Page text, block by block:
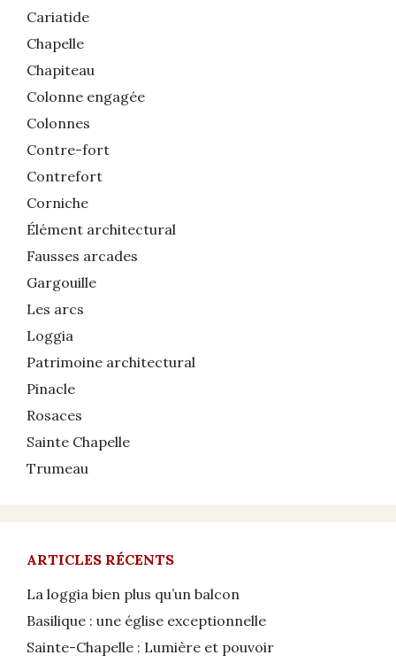
Cariatide
Chapelle
Chapiteau
Colonne engagée
Colonnes
Contre-fort
Contrefort
Corniche
Élément architectural
Fausses arcades
Gargouille
Les arcs
Loggia
Patrimoine architectural
Pinacle
Rosaces
Sainte Chapelle
Trumeau
ARTICLES RÉCENTS
La loggia bien plus qu’un balcon
Basilique : une église exceptionnelle
Sainte-Chapelle : Lumière et pouvoir